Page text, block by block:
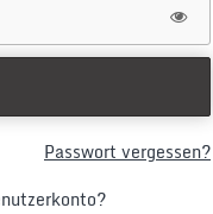
Passwort vergessen?